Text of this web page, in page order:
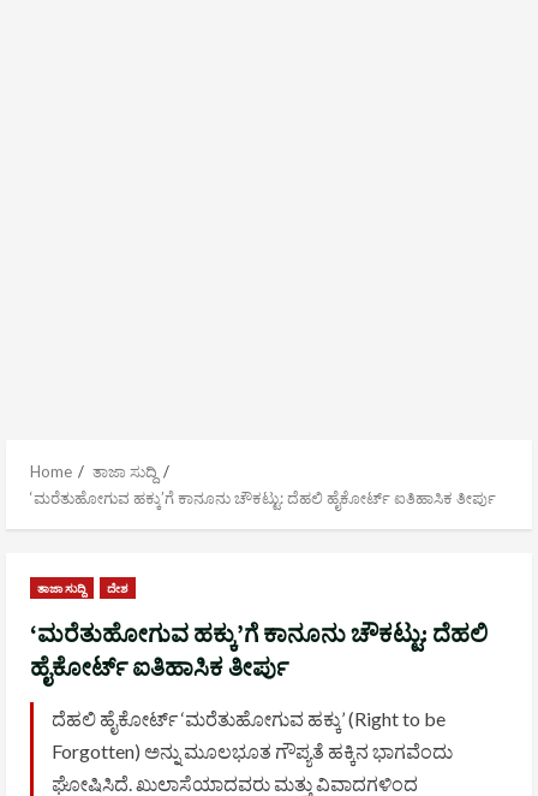
Home
ತಾಜಾ ಸುದ್ದಿ
‘ಮರೆತುಹೋಗುವ ಹಕ್ಕು’ಗೆ ಕಾನೂನು ಚೌಕಟ್ಟು: ದೆಹಲಿ ಹೈಕೋರ್ಟ್ ಐತಿಹಾಸಿಕ ತೀರ್ಪು
ತಾಜಾ ಸುದ್ದಿ ದೇಶ
‘ಮರೆತುಹೋಗುವ ಹಕ್ಕು’ಗೆ ಕಾನೂನು ಚೌಕಟ್ಟು: ದೆಹಲಿ
ಹೈಕೋರ್ಟ್ ಐತಿಹಾಸಿಕ ತೀರ್ಪು
ದೆಹಲಿ ಹೈಕೋರ್ಟ್ ‘ಮರೆತುಹೋಗುವ ಹಕ್ಕು’ (Right to be
Forgotten) ಅನ್ನು ಮೂಲಭೂತ ಗೌಪ್ಯತೆ ಹಕ್ಕಿನ ಭಾಗವೆಂದು
ಘೋಷಿಸಿದೆ. ಖುಲಾಸೆಯಾದವರು ಮತ್ತು ವಿವಾದಗಳಿಂದ